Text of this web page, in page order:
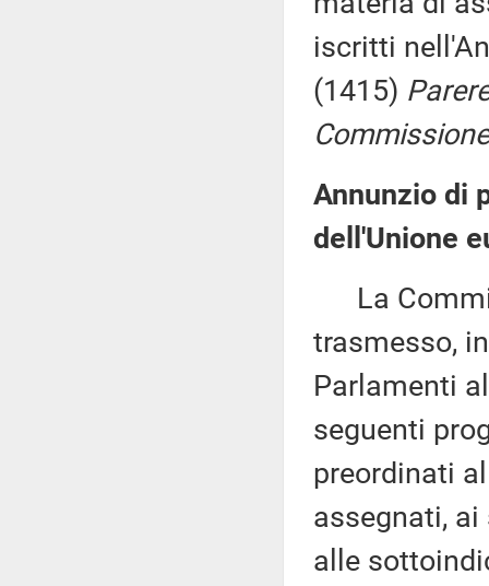
iscritti
(1415)
Annunzio di
dell'Unione
La
trasmesso,
Parlamenti
seguenti
preordinati
assegnati,
alle